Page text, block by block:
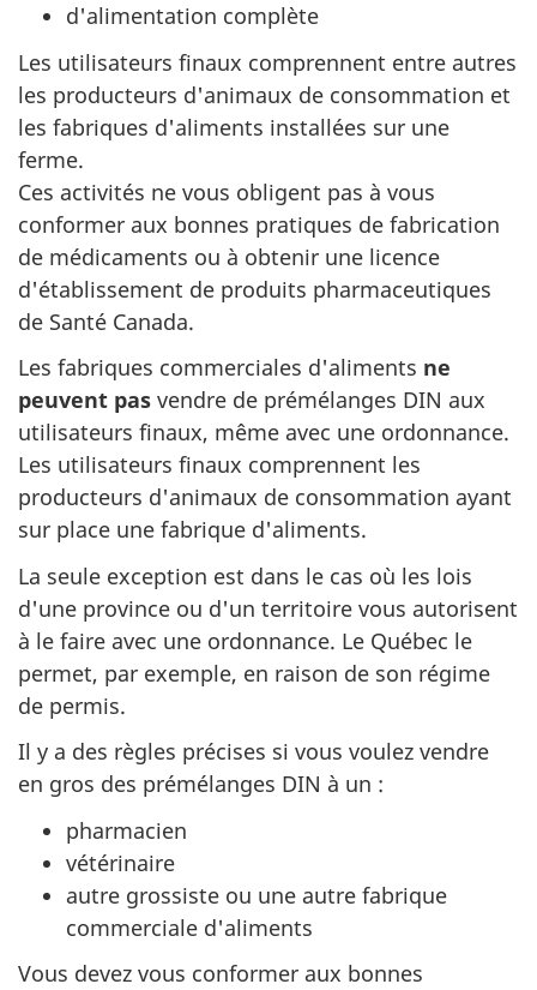
d'alimentation complète
Les utilisateurs finaux comprennent entre autres
les producteurs d'animaux de consommation et
les fabriques d'aliments installées sur une
ferme.
Ces activités ne vous obligent pas à vous
conformer aux bonnes pratiques de fabrication
de médicaments ou à obtenir une licence
d'établissement de produits pharmaceutiques
de Santé Canada.
Les fabriques commerciales d'aliments ne
peuvent pas vendre de prémélanges DIN aux
utilisateurs finaux, même avec une ordonnance.
Les utilisateurs finaux comprennent les
producteurs d'animaux de consommation ayant
sur place une fabrique d'aliments.
La seule exception est dans le cas où les lois
d'une province ou d'un territoire vous autorisent
à le faire avec une ordonnance. Le Québec le
permet, par exemple, en raison de son régime
de permis.
Il y a des règles précises si vous voulez vendre
en gros des prémélanges DIN à un :
pharmacien
vétérinaire
autre grossiste ou une autre fabrique
commerciale d'aliments
Vous devez vous conformer aux bonnes